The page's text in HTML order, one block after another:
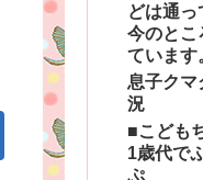
どは通
今のとこ
ています
息子クマ
況
■こども
1歳代で
ぷ